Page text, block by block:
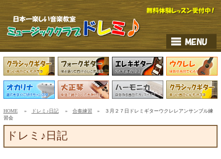
HOME» ドレミ♪日記 » 合奏練習 » ３月２７日ドレミギターウクレレアンサンブル練
習会
ドレミ♪日記